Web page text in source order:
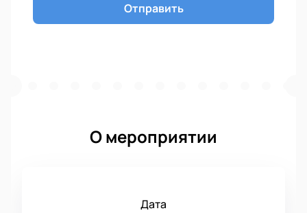
Отправить
О мероприятии
Дата